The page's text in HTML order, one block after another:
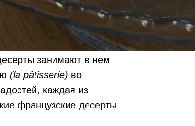
занимают в нем
(la pâtisserie) во
каждая из
французские десерты